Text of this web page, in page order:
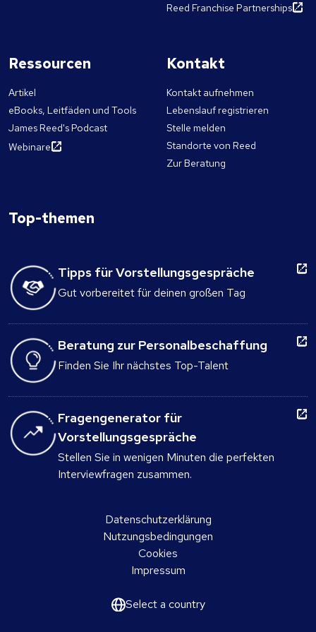
Reed Franchise Partnerships
Ressourcen
Artikel
eBooks, Leitfäden und Tools
James Reed's Podcast
Webinare
Kontakt
Kontakt aufnehmen
Lebenslauf registrieren
Stelle melden
Standorte von Reed
Zur Beratung
Top-themen
Tipps für Vorstellungsgespräche
Gut vorbereitet für deinen großen Tag
Beratung zur Personalbeschaffung
Finden Sie Ihr nächstes Top-Talent
Fragengenerator für
Vorstellungsgespräche
Stellen Sie in wenigen Minuten die perfekten
Interviewfragen zusammen.
Datenschutzerklärung
Nutzungsbedingungen
Cookies
Impressum
Select a country